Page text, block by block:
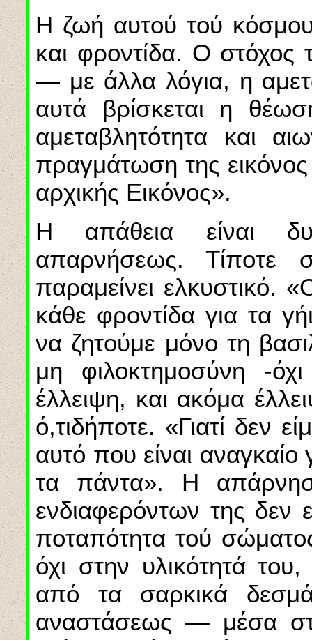
Η ζωή αυτού τού
και φροντίδα. Ο στόχος
— με άλλα λόγια, η
αυτά βρίσκεται η
αμεταβλητότητα και
πραγμάτωση της
αρχικής Εικόνος».
Η απάθεια είναι
απαρνήσεως. Τίποτε
παραμείνει ελκυστικό.
κάθε φροντίδα για τα
να ζητούμε μόνο τη
μη φιλοκτημοσύνη -
έλλειψη, και ακόμα
ό,τιδήποτε. «Γιατί δεν
αυτό που είναι
τα πάντα». Η
ενδιαφερόντων της δεν
ποταπότητα τού
όχι στην υλικότητά
από τα σαρκικά
αναστάσεως — μέσα